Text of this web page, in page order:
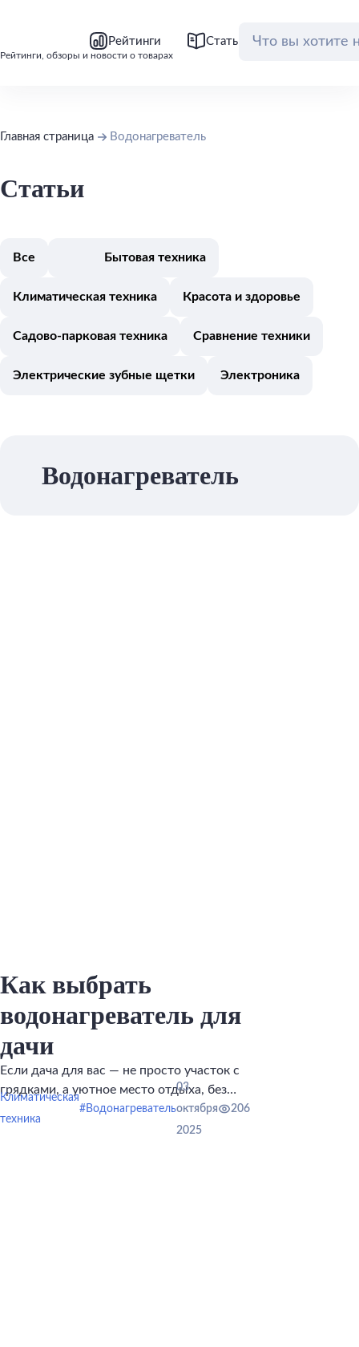
Рейтинги, обзоры и новости о товарах
Рейтинги Статьи Обзоры
Главная страница Водонагреватель
Статьи
Все Бытовая техника
Климатическая техника Красота и здоровье
Садово-парковая техника Сравнение техники
Электрические зубные щетки Электроника
Водонагреватель
Как выбрать
водонагреватель для
дачи
Если дача для вас — не просто участок с
грядками, а уютное место отдыха, без
горячей воды не обойтись.
Климатическая
техника
#Водонагреватель
03
октября
2025
206